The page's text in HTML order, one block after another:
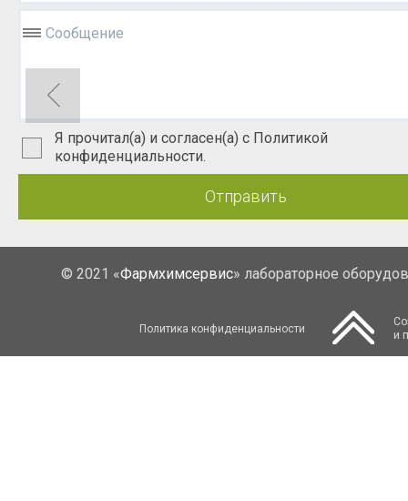
Сообщение
Я прочитал(а) и согласен(а) с Политикой
конфиденциальности.
Отправить
© 2021 «Фармхимсервис» лабораторное
Политика конфиденциальности
и